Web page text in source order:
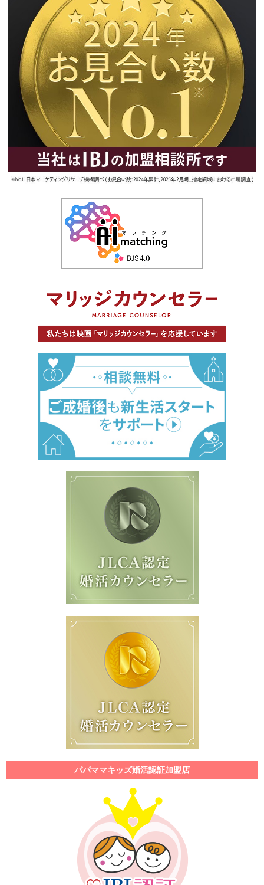
パパママキッズ婚活認証加盟店